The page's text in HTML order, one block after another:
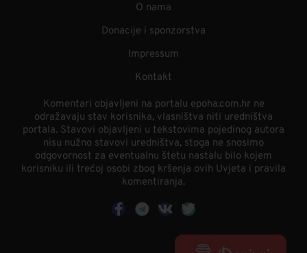
O nama
Donacije i sponzorstva
Impressum
Kontakt
Komentari objavljeni na portalu epoha.com.hr ne
odražavaju stav korisnika, vlasništva niti uredništva
portala. Stavovi objavljeni u tekstovima pojedinog autora
nisu nužno stavovi uredništva, stoga ne snosimo
odgovornost za eventualnu štetu nastalu bilo kojem
korisniku ili trećoj osobi zbog kršenja ovih Uvjeta i pravila
komentiranja.